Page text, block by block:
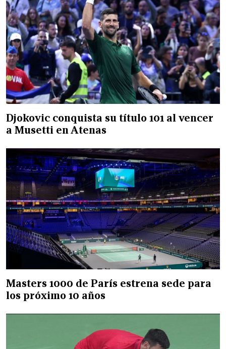
Djokovic conquista su título 101 al vencer
a Musetti en Atenas
Masters 1000 de París estrena sede para
los próximo 10 años